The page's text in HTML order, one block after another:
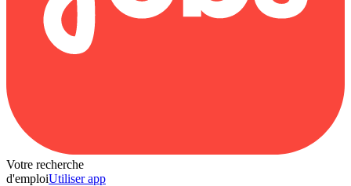
Votre recherche
d'emploiUtiliser app